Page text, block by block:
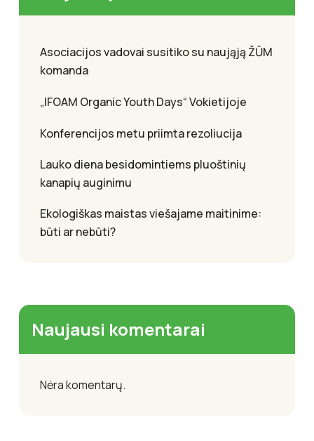
Asociacijos vadovai susitiko su naująją ŽŪM
komanda
„IFOAM Organic Youth Days“ Vokietijoje
Konferencijos metu priimta rezoliucija
Lauko diena besidomintiems pluoštinių
kanapių auginimu
Ekologiškas maistas viešajame maitinime:
būti ar nebūti?
Naujausi komentarai
Nėra komentarų.